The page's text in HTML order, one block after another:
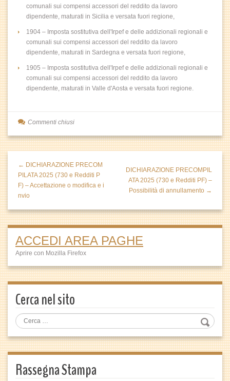
comunali sui compensi accessori del reddito da lavoro
dipendente, maturati in Sicilia e versata fuori regione,
1904 – Imposta sostitutiva dell'Irpef e delle addizionali regionali e
comunali sui compensi accessori del reddito da lavoro
dipendente, maturati in Sardegna e versata fuori regione,
1905 – Imposta sostitutiva dell'Irpef e delle addizionali regionali e
comunali sui compensi accessori del reddito da lavoro
dipendente, maturati in Valle d'Aosta e versata fuori regione.
Commenti chiusi
← DICHIARAZIONE PRECOM
PILATA 2025 (730 e Redditi P
F) – Accettazione o modifica e i
nvio
DICHIARAZIONE PRECOMPIL
ATA 2025 (730 e Redditi PF) –
Possibilità di annullamento →
ACCEDI AREA PAGHE
Aprire con Mozilla Firefox
Cerca nel sito
Rassegna Stampa